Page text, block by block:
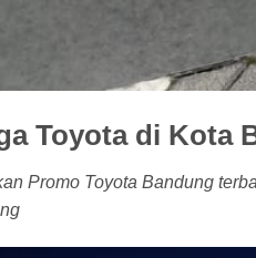
Toyota di Kota
Promo Toyota Bandung